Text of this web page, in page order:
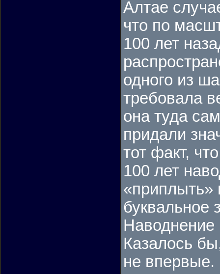
Алтае
что по
100 лет
одного из
требовала
она туда
придали
тот факт,
100 лет
«приплыть»
буквальное
Казалось
не впервые.